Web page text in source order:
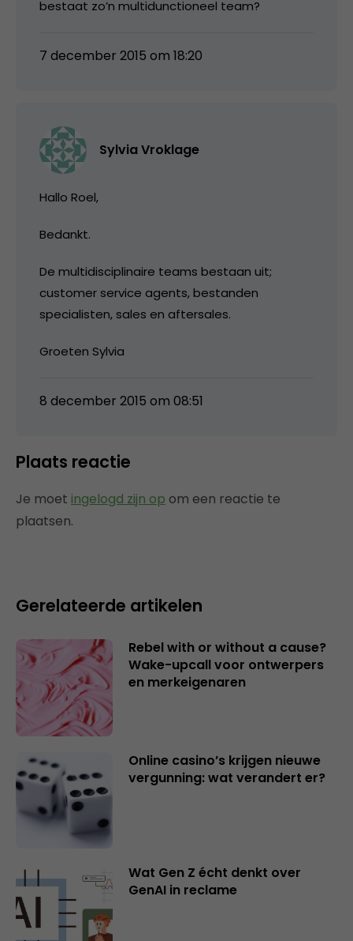
bestaat zo’n multidunctioneel team?
7 december 2015 om 18:20
Sylvia Vroklage
Hallo Roel,
Bedankt.
De multidisciplinaire teams bestaan uit;
customer service agents, bestanden
specialisten, sales en aftersales.
Groeten Sylvia
8 december 2015 om 08:51
Plaats reactie
Je moet ingelogd zijn op om een reactie te
plaatsen.
Gerelateerde artikelen
Rebel with or without a cause?
Wake-upcall voor ontwerpers
en merkeigenaren
Online casino’s krijgen nieuwe
vergunning: wat verandert er?
Wat Gen Z écht denkt over
GenAI in reclame